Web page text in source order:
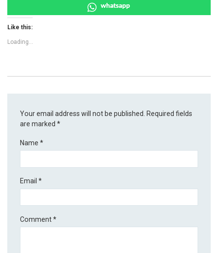
whatsapp
Like this:
Loading...
Your email address will not be published. Required fields
are marked*
Name*
Email*
Comment*